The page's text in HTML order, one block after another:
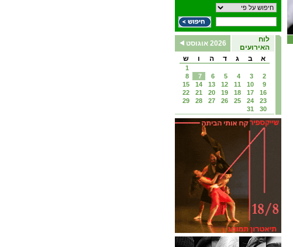
לוח
האירועים
2026 אוגוסט
א
ב ג ד ה ו ש
1
2
3
4
5
6
7
8
9
10
11
12
13
14
15
16
17
18
19
20
21
22
23
24
25
26
27
28
29
30
31